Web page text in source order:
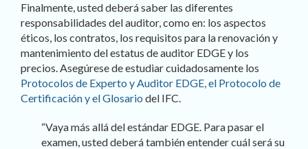
Finalmente, usted deberá saber las diferentes
responsabilidades del auditor, como en: los aspectos
éticos, los contratos, los requisitos para la renovación y
mantenimiento del estatus de auditor EDGE y los
precios. Asegúrese de estudiar cuidadosamente los
Protocolos de Experto y Auditor EDGE, el Protocolo de
Certificación y el Glosario del IFC.
“Vaya más allá del estándar EDGE. Para pasar el
examen, usted deberá también entender cuál será su